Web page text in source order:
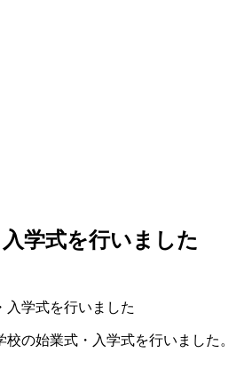
学式を行いました
入学式を行いました
の始業式・入学式を行いました。